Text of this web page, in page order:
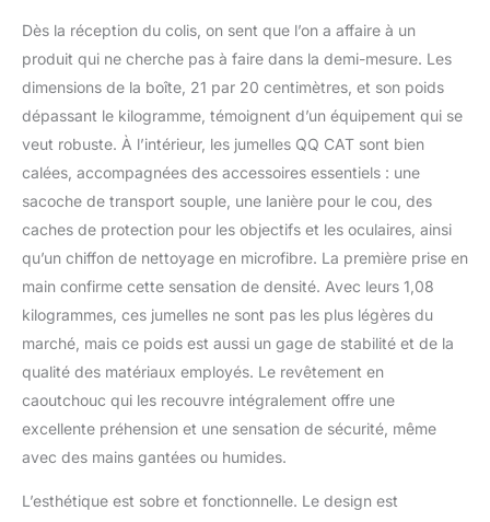
précise. La vision
binoculaire n'est pas la
même, la différence entre
peut être ajustée en
tournant la bague de
réglage de la parallaxe
【Jumelles à zoom haute
performance】Jumelles
professionnelles à zoom
10-30x50 avec grand
oculaire de 50 mm,
objectif de 50 mm avec
revêtement ambré à
haute transmission
lumineuse, conception
biomimétique en forme
d'œil de chat. Nos
jumelles performantes
lumineuses, nettes et
Dès la réception du colis, on sent que l’on a affaire à un
produit qui ne cherche pas à faire dans la demi-mesure. Les
dimensions de la boîte, 21 par 20 centimètres, et son poids
dépassant le kilogramme, témoignent d’un équipement qui se
veut robuste. À l’intérieur, les jumelles QQ CAT sont bien
calées, accompagnées des accessoires essentiels : une
sacoche de transport souple, une lanière pour le cou, des
caches de protection pour les objectifs et les oculaires, ainsi
qu’un chiffon de nettoyage en microfibre. La première prise en
main confirme cette sensation de densité. Avec leurs 1,08
kilogrammes, ces jumelles ne sont pas les plus légères du
marché, mais ce poids est aussi un gage de stabilité et de la
qualité des matériaux employés. Le revêtement en
caoutchouc qui les recouvre intégralement offre une
excellente préhension et une sensation de sécurité, même
avec des mains gantées ou humides.
L’esthétique est sobre et fonctionnelle. Le design est